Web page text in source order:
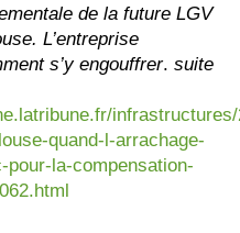
de la future LGV
L’entreprise
s’y engouffrer. suite
quand-l-arrachage-
la-compensation-